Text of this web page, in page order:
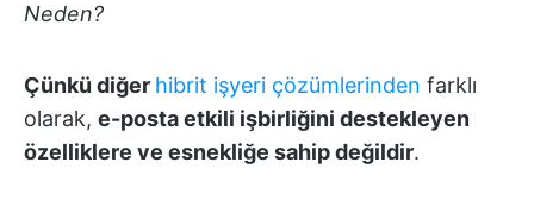
Neden?
Çünkü diğer hibrit işyeri çözümlerinden farklı
olarak, e-posta etkili işbirliğini destekleyen
özelliklere ve esnekliğe sahip değildir.